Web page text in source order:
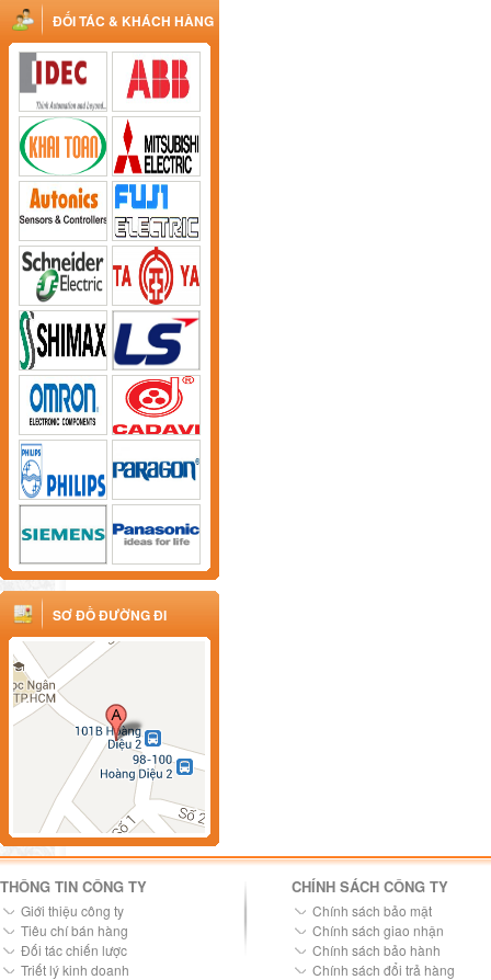
ĐỐI TÁC & KHÁCH HÀNG
SƠ ĐỒ ĐƯỜNG ĐI
THÔNG TIN CÔNG TY
Giới thiệu công ty
Tiêu chí bán hàng
Đối tác chiến lược
Triết lý kinh doanh
CHÍNH SÁCH CÔNG TY
Chính sách bảo mật
Chính sách giao nhận
Chính sách bảo hành
Chính sách đổi trả hàng